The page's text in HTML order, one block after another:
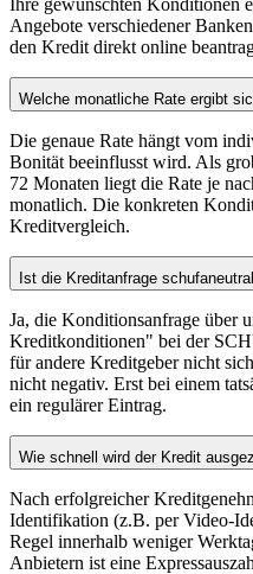
Ihre gewünschten Konditionen
Angebote verschiedener
den Kredit direkt online
Welche monatliche Rate ergibt
Die genaue Rate hängt vom
Bonität beeinflusst wird. Als
72 Monaten liegt die Rate je
monatlich. Die konkreten
Kreditvergleich.
Ist die Kreditanfrage
Ja, die Konditionsanfrage über
Kreditkonditionen" bei der
für andere Kreditgeber nicht
nicht negativ. Erst bei einem
ein regulärer Eintrag.
Wie schnell wird der Kredit
Nach erfolgreicher
Identifikation (z.B. per Video-
Regel innerhalb weniger
Anbietern ist eine